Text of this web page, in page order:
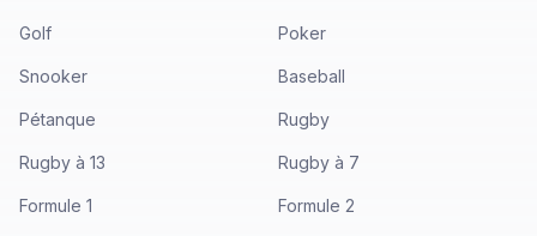
Golf Poker
Snooker Baseball
Pétanque Rugby
Rugby à 13 Rugby à 7
Formule 1 Formule 2